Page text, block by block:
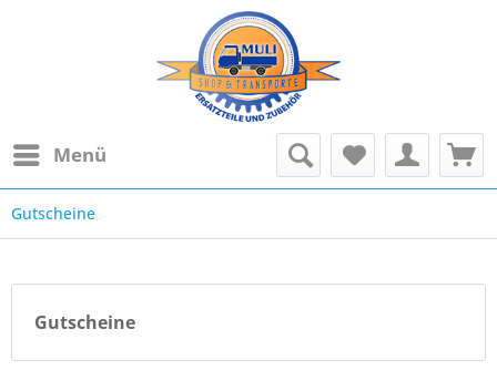
Menü
Gutscheine
Gutscheine